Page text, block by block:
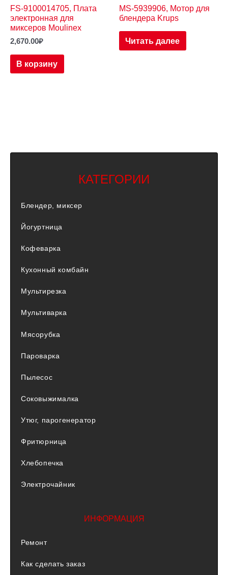
FS-9100014705, Плата
электронная для
миксеров Moulinex
2,670.00₽
В корзину
MS-5939906, Мотор для
блендера Krups
Читать далее
КАТЕГОРИИ
Блендер, миксер
Йогуртница
Кофеварка
Кухонный комбайн
Мультирезка
Мультиварка
Мясорубка
Пароварка
Пылесос
Соковыжималка
Утюг, парогенератор
Фритюрница
Хлебопечка
Электрочайник
ИНФОРМАЦИЯ
Ремонт
Как сделать заказ